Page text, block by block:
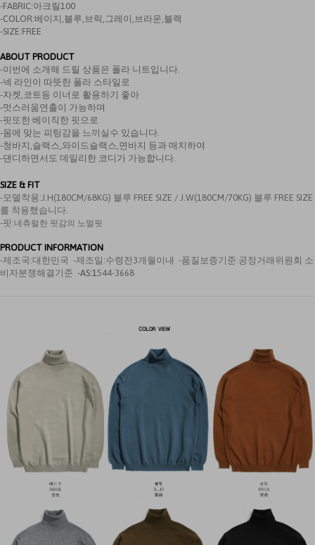
-FABRIC:아크릴100
-COLOR:베이지,블루,브릭,그레이,브라운,블랙
-SIZE:FREE
ABOUT PRODUCT
-이번에 소개해 드릴 상품은 폴라 니트입니다.
-넥 라인이 따뜻한 폴라 스타일로
-자켓,코트등 이너로 활용하기 좋아
-멋스러움연출이 가능하며
-핏또한 베이직한 핏으로
-몸에 맞는 피팅감을 느끼실수 있습니다.
-청바지,슬랙스,와이드슬랙스,면바지 등과 매치하여
-댄디하면서도 데일리한 코디가 가능합니다.
SIZE & FIT
-모델착용:J.H(180CM/68KG) 블루 FREE SIZE / J.W(180CM/70KG) 블루 FREE SIZE
를 착용했습니다.
-핏:네츄럴한 핏감의 노멀핏
PRODUCT INFORMATION
-제조국:대한민국 -제조일:수령전3개월이내 -품질보증기준:공정거래위원회 소
비자분쟁해결기준 -AS:1544-3668